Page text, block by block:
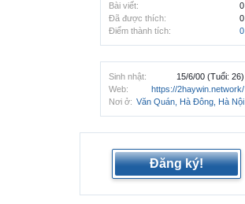
Bài viết:
0
Đã được thích:
0
Điểm thành tích:
0
Sinh nhật: 15/6/00 (Tuổi: 26)
Web:
https://2haywin.network/
Nơi ở: Văn Quán, Hà Đông, Hà Nội
Đăng ký!